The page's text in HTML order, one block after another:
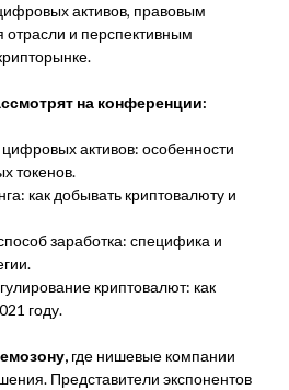
активов, правовым
отрасли и перспективным
на конференции:
активов: особенности
токенов.
как добывать криптовалюту и
заработка: специфика и
криптовалют: как
году.
где нишевые компании
Представители экспонентов